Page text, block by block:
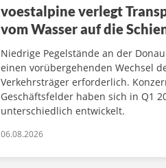
voestalpine verlegt
vom Wasser auf die
Niedrige Pegelstände an der
einen vorübergehenden Wechsel
Verkehrsträger erforderlich.
Geschäftsfelder haben sich in Q1
unterschiedlich entwickelt.
06.08.2026